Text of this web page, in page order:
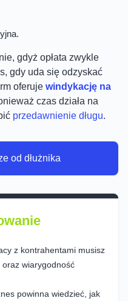
gdyż opłata zwykle
gdy uda się odzyskać
oferuje windykację na
czas działa na
przedawnienie długu.
od dłużnika
z kontrahentami musisz
oraz wiarygodność
powinna wiedzieć, jak